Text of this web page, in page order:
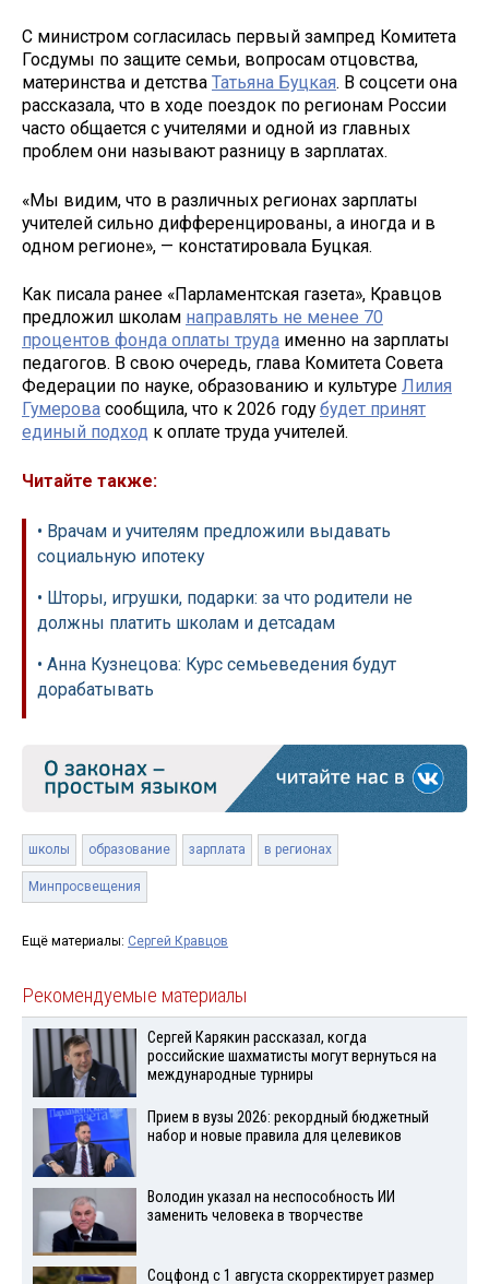
С министром согласилась первый зампред Комитета
Госдумы по защите семьи, вопросам отцовства,
материнства и детства Татьяна Буцкая. В соцсети она
рассказала, что в ходе поездок по регионам России
часто общается с учителями и одной из главных
проблем они называют разницу в зарплатах.
«Мы видим, что в различных регионах зарплаты
учителей сильно дифференцированы, а иногда и в
одном регионе», — констатировала Буцкая.
Как писала ранее «Парламентская газета», Кравцов
предложил школам направлять не менее 70
процентов фонда оплаты труда именно на зарплаты
педагогов. В свою очередь, глава Комитета Совета
Федерации по науке, образованию и культуре Лилия
Гумерова сообщила, что к 2026 годубудет принят
единый подход к оплате труда учителей.
Читайте также:
• Врачам и учителям предложили выдавать
социальную ипотеку
• Шторы, игрушки, подарки: за что родители не
должны платить школам и детсадам
• Анна Кузнецова: Курс семьеведения будут
дорабатывать
школы образование зарплата в регионах
Минпросвещения
Ещё материалы: Сергей Кравцов
Рекомендуемые материалы
Сергей Карякин рассказал, когда
российские шахматисты могут вернуться на
международные турниры
Прием в вузы 2026: рекордный бюджетный
набор и новые правила для целевиков
Володин указал на неспособность ИИ
заменить человека в творчестве
Соцфонд с 1 августа скорректирует размер